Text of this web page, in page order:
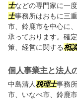
士などの専門家に一度
士事務所はおもに三
市、鈴鹿市を中心に
承っております。確
策、経営に関する相談
個人事業主と法人
中島清人税理士事務
市、いなべ市、鈴鹿